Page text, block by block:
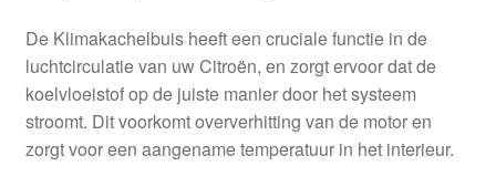
De Klimakachelbuis heeft een cruciale functie in de
luchtcirculatie van uw Citroën, en zorgt ervoor dat de
koelvloeistof op de juiste manier door het systeem
stroomt. Dit voorkomt oververhitting van de motor en
zorgt voor een aangename temperatuur in het interieur.